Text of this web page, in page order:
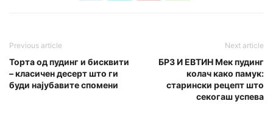
Previous article
Торта од пудинг и бисквити
– класичен десерт што ги
буди најубавите спомени
Next article
БРЗ И ЕВТИН Мек пудинг
колач како памук:
старински рецепт што
секогаш успева